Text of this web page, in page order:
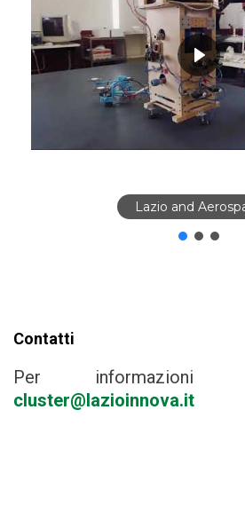
Lazio and
Contatti
Per informazioni
cluster@lazioinnova.it